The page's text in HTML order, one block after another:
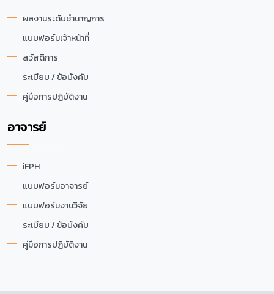
ผลงานระดับชำนาญการ
แบบฟอร์มเจ้าหน้าที่
สวัสดิการ
ระเบียบ / ข้อบังคับ
คู่มือการปฏิบัติงาน
อาจารย์
iFPH
แบบฟอร์มอาจารย์
แบบฟอร์มงานวิจัย
ระเบียบ / ข้อบังคับ
คู่มือการปฏิบัติงาน